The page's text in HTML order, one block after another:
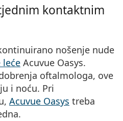
kontaktnim
nošenje nude
Acuvue Oasys.
oftalmologa, ove
i noću. Pri
Acuvue Oasys treba